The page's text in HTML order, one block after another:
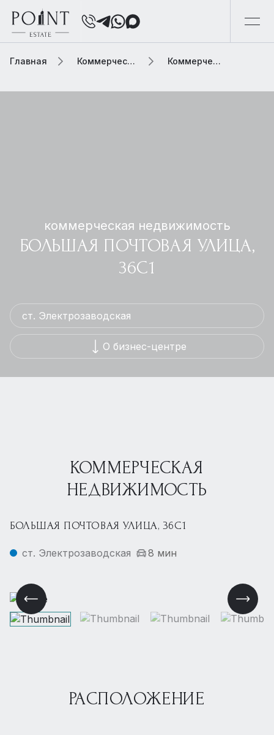
Главная Коммерческая недвижимость Коммерческая недвижимость большая почтовая улица, 36с1
коммерческая недвижимость
БОЛЬШАЯ ПОЧТОВАЯ УЛИЦА,
36С1
ст. Электрозаводская
О бизнес-центре
КОММЕРЧЕСКАЯ
НЕДВИЖИМОСТЬ
БОЛЬШАЯ ПОЧТОВАЯ УЛИЦА, 36С1
ст. Электрозаводская 8 мин
РАСПОЛОЖЕНИЕ